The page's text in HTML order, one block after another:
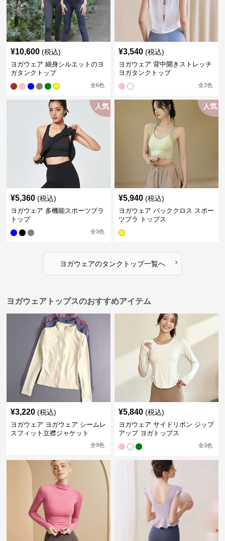
¥10,600 (税込)
ヨガウェア 細身シルエットのヨ
ガタンクトップ
全6色
¥3,540 (税込)
ヨガウェア 背中開きストレッチ
ヨガタンクトップ
全2色
人気
¥5,360 (税込)
ヨガウェア 多機能スポーツブラ
トップ
全3色
人気
¥5,940 (税込)
ヨガウェア バッククロス スポー
ツブラ トップス
ヨガウェアのタンクトップ一覧へ ›
ヨガウェアトップスのおすすめアイテム
¥3,220 (税込)
ヨガウェア ヨガウェア シームレ
スフィット立襟ジャケット
全9色
¥5,840 (税込)
ヨガウェア サイドリボン ジップ
アップ ヨガトップス
全3色